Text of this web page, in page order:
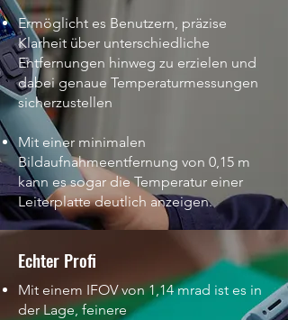
Ermöglicht es Benutzern, präzise
Klarheit über unterschiedliche
Entfernungen hinweg zu erzielen und
dabei genaue Temperaturmessungen
sicherzustellen
Mit einer minimalen
Bildaufnahmeentfernung von 0,15 m
kann es sogar die Temperatur einer
Leiterplatte deutlich anzeigen.
Echter Profi
Mit einem IFOV von 1,14 mrad ist es in
der Lage, feinere